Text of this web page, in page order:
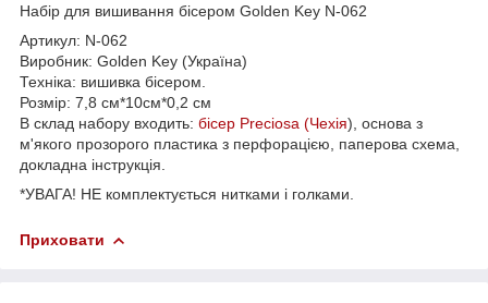
Набір для вишивання бісером Golden Key N-062
Артикул: N-062
Виробник: Golden Key (Україна)
Техніка: вишивка бісером.
Розмір: 7,8 см*10см*0,2 см
В склад набору входить: бісер Preciosa (Чехія), основа з
м'якого прозорого пластика з перфорацією, паперова схема,
докладна інструкція.
*УВАГА! НЕ комплектується нитками і голками.
Приховати